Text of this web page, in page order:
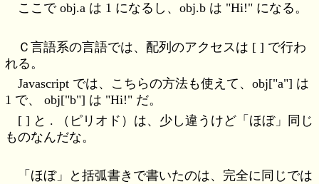
ここで obj.a は 1 になるし、obj.b は "Hi!" になる。
Ｃ言語系の言語では、配列のアクセスは [ ] で行わ
れる。
Javascript では、こちらの方法も使えて、obj["a"] は
1 で、 obj["b"] は "Hi!" だ。
[ ] と . （ピリオド）は、少し違うけど「ほぼ」同じ
ものなんだな。
「ほぼ」と括弧書きで書いたのは、完全に同じでは